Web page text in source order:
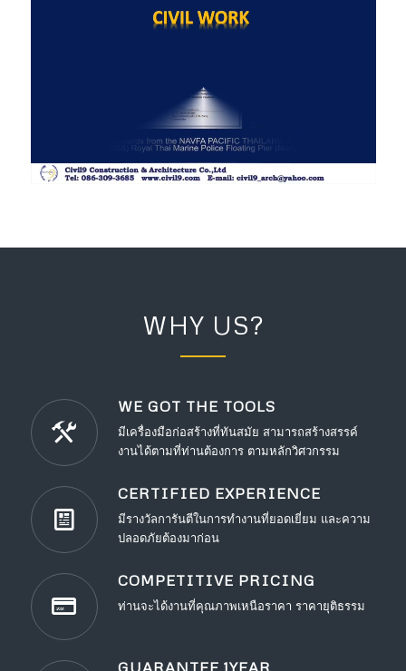
WHY US?
WE GOT THE TOOLS
มีเครื่องมือก่อสร้างที่ทันสมัย สามารถสร้างสรรค์
งานได้ตามที่ท่านต้องการ ตามหลักวิศวกรรม
CERTIFIED EXPERIENCE
มีรางวัลการันตีในการทำงานที่ยอดเยี่ยม และความ
ปลอดภัยต้องมาก่อน
COMPETITIVE PRICING
ท่านจะได้งานที่คุณภาพเหนือราคา ราคายุติธรรม